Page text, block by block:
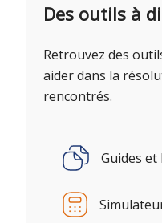
Des outils à
Retrouvez des
aider dans la
rencontrés.
Guides et